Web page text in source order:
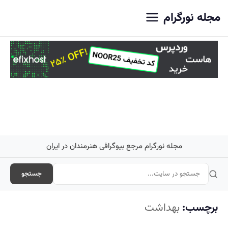
مجله نورگرام
مجله نورگرام مرجع بیوگرافی هنرمندان در ایران
جستجو
برچسب: بهداشت